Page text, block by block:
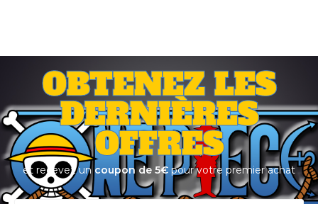
OBTENEZ LES
DERNIÈRES
OFFRES
et recevez un coupon de 5€ pour votre premier achat